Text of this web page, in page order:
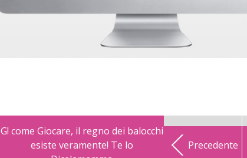
G! come Giocare, il regno dei balocchi
esiste veramente! Te lo
Precedente